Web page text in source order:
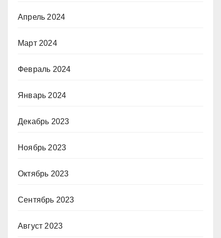
Апрель 2024
Март 2024
Февраль 2024
Январь 2024
Декабрь 2023
Ноябрь 2023
Октябрь 2023
Сентябрь 2023
Август 2023